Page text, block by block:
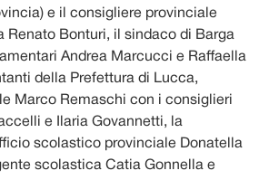
e il consigliere provinciale
Renato Bonturi, il sindaco di Barga
Andrea Marcucci e Raffaella
della Prefettura di Lucca,
Marco Remaschi con i consiglieri
e Ilaria Govannetti, la
scolastico provinciale Donatella
scolastica Catia Gonnella e